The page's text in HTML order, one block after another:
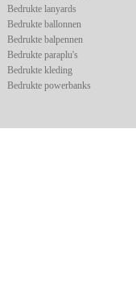
Bedrukte lanyards
Bedrukte ballonnen
Bedrukte balpennen
Bedrukte paraplu's
Bedrukte kleding
Bedrukte powerbanks